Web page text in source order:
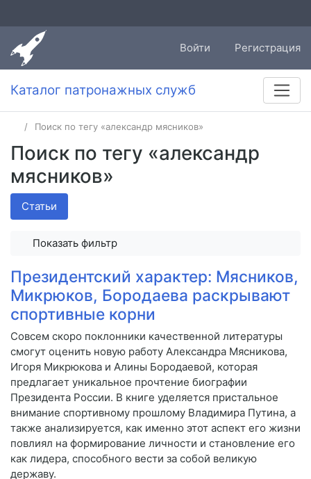
Войти Регистрация
Каталог патронажных служб
Поиск по тегу «александр мясников»
Поиск по тегу «александр
мясников»
Статьи
Показать фильтр
Президентский характер: Мясников,
Микрюков, Бородаева раскрывают
спортивные корни
Совсем скоро поклонники качественной литературы
смогут оценить новую работу Александра Мясникова,
Игоря Микрюкова и Алины Бородаевой, которая
предлагает уникальное прочтение биографии
Президента России. В книге уделяется пристальное
внимание спортивному прошлому Владимира Путина, а
также анализируется, как именно этот аспект его жизни
повлиял на формирование личности и становление его
как лидера, способного вести за собой великую
державу.